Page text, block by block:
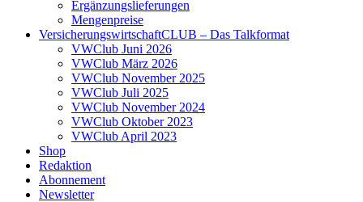
Ergänzungslieferungen
Mengenpreise
VersicherungswirtschaftCLUB – Das Talkformat
VWClub Juni 2026
VWClub März 2026
VWClub November 2025
VWClub Juli 2025
VWClub November 2024
VWClub Oktober 2023
VWClub April 2023
Shop
Redaktion
Abonnement
Newsletter